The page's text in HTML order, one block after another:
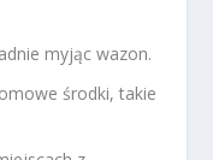
myjąc wazon.
środki, takie